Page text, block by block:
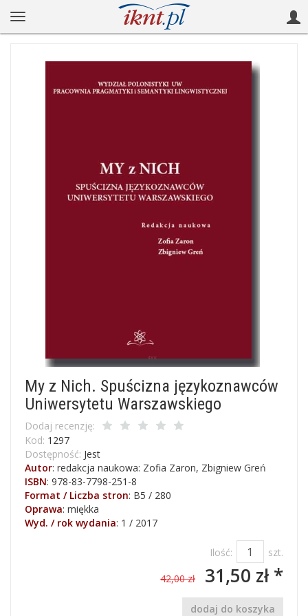
My z Nich. Spuścizna językoznawców
Uniwersytetu Warszawskiego
Dodaj recenzję:
Kod: 1297
Dostępność: Jest
Autor: redakcja naukowa: Zofia Zaron, Zbigniew Greń
ISBN: 978-83-7798-251-8
Format / Liczba stron: B5 / 280
Oprawa: miękka
Wyd. / rok wydania: 1 / 2017
Ilość:
szt.
42,00 zł
31,50 zł *
dodaj do koszyka